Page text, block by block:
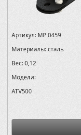
Артикул: MP 0459
Материалы:сталь
Вес:0,12
Модели:
ATV500